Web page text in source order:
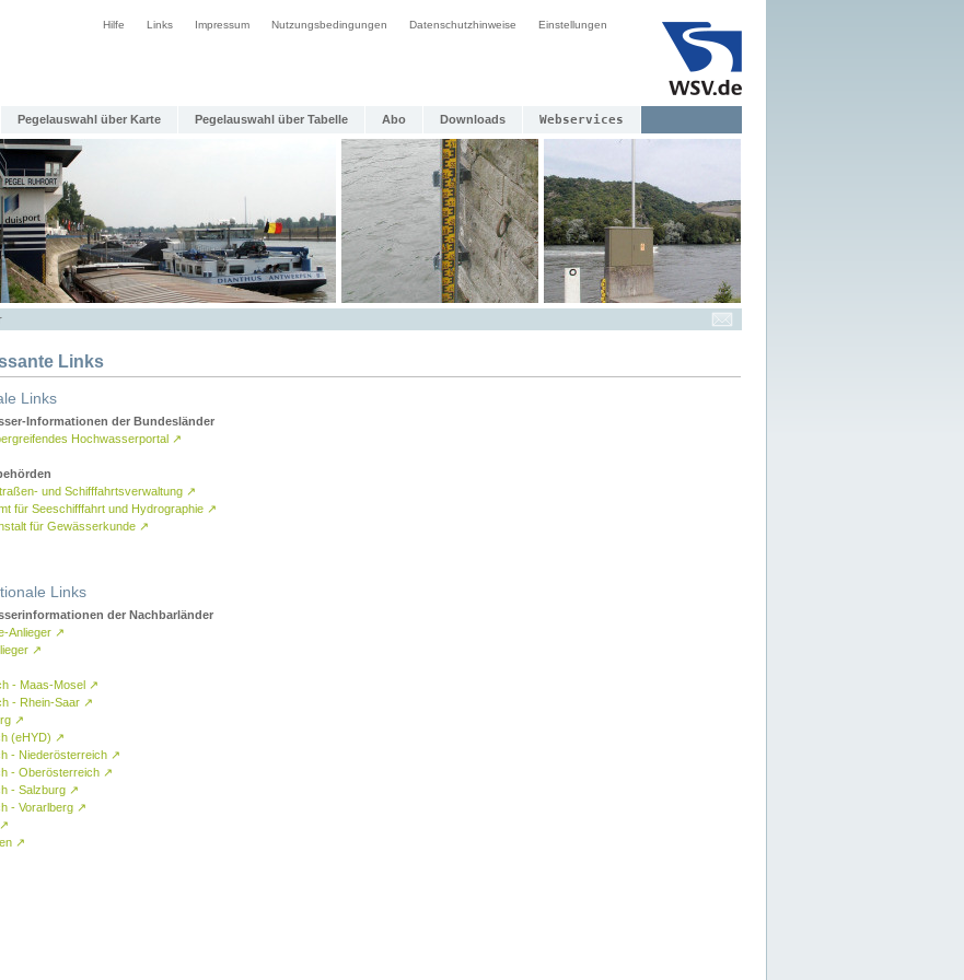
Hilfe Links Impressum Nutzungsbedingungen Datenschutzhinweise Einstellungen
Pegelauswahl über Karte Pegelauswahl über Tabelle Abo Downloads Webservices
Links
Links
Informationen der Bundesländer
Hochwasserportal ↗
und Schifffahrtsverwaltung ↗
für Seeschifffahrt und Hydrographie ↗
für Gewässerkunde ↗
Links
der Nachbarländer
Anlieger ↗
↗
- Maas-Mosel ↗
- Rhein-Saar ↗
↗
(eHYD) ↗
- Niederösterreich ↗
- Oberösterreich ↗
- Salzburg ↗
- Vorarlberg ↗
↗
↗